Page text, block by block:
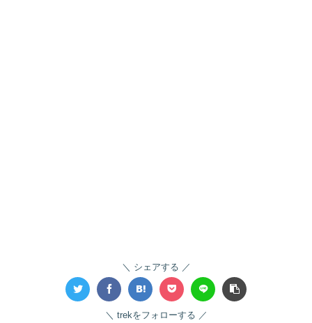
シェアする
trekをフォローする